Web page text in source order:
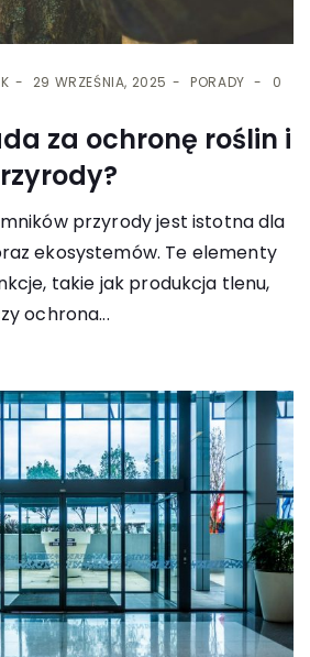
29 WRZEŚNIA, 2025 PORADY
0
za ochronę roślin i
przyrody jest istotna dla
ekosystemów. Te elementy
takie jak produkcja tlenu,
ochrona...